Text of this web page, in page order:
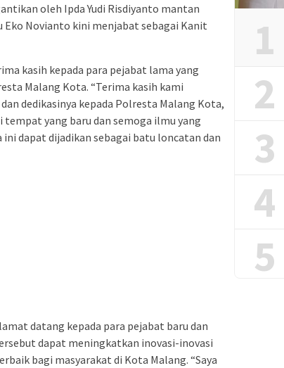
oleh Ipda Yudi Risdiyanto mantan
Novianto kini menjabat sebagai Kanit
kasih kepada para pejabat lama yang
Malang Kota. “Terima kasih kami
dedikasinya kepada Polresta Malang Kota,
tempat yang baru dan semoga ilmu yang
dapat dijadikan sebagai batu loncatan dan
datang kepada para pejabat baru dan
dapat meningkatkan inovasi-inovasi
bagi masyarakat di Kota Malang. “Saya
1
2
3
4
5